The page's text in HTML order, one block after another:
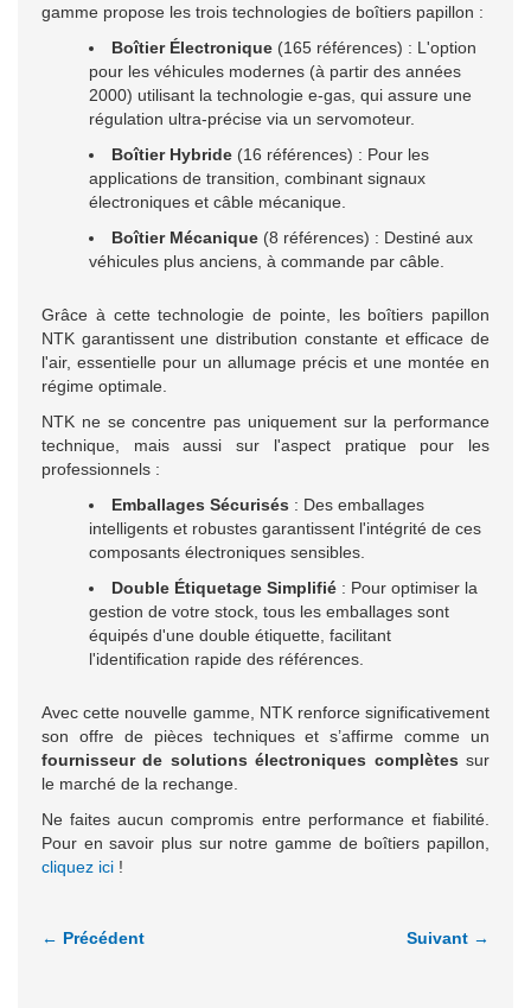
gamme propose les trois technologies de boîtiers papillon :
Boîtier Électronique (165 références) : L'option
pour les véhicules modernes (à partir des années
2000) utilisant la technologie e-gas, qui assure une
régulation ultra-précise via un servomoteur.
Boîtier Hybride (16 références) : Pour les
applications de transition, combinant signaux
électroniques et câble mécanique.
Boîtier Mécanique (8 références) : Destiné aux
véhicules plus anciens, à commande par câble.
Grâce à cette technologie de pointe, les boîtiers papillon
NTK garantissent une distribution constante et efficace de
l'air, essentielle pour un allumage précis et une montée en
régime optimale.
NTK ne se concentre pas uniquement sur la performance
technique, mais aussi sur l'aspect pratique pour les
professionnels :
Emballages Sécurisés : Des emballages
intelligents et robustes garantissent l'intégrité de ces
composants électroniques sensibles.
Double Étiquetage Simplifié : Pour optimiser la
gestion de votre stock, tous les emballages sont
équipés d'une double étiquette, facilitant
l'identification rapide des références.
Avec cette nouvelle gamme, NTK renforce significativement
son offre de pièces techniques et s’affirme comme un
fournisseur de solutions électroniques complètes sur
le marché de la rechange.
Ne faites aucun compromis entre performance et fiabilité.
Pour en savoir plus sur notre gamme de boîtiers papillon,
cliquez ici !
← Précédent Suivant →